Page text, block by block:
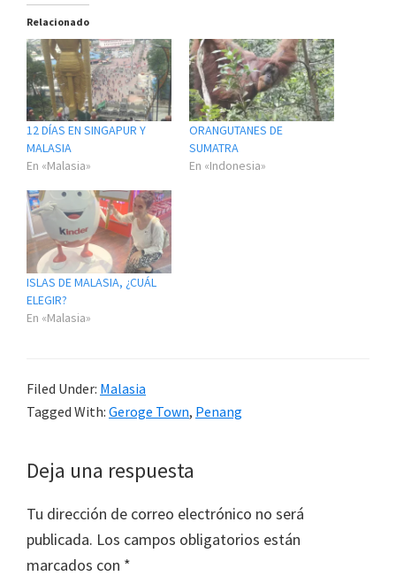
Relacionado
12 DÍAS EN SINGAPUR Y
MALASIA
En «Malasia»
ORANGUTANES DE
SUMATRA
En «Indonesia»
ISLAS DE MALASIA, ¿CUÁL
ELEGIR?
En «Malasia»
Filed Under: Malasia
Tagged With: Geroge Town, Penang
Reader
Interactions
Deja una respuesta
Tu dirección de correo electrónico no será
publicada. Los campos obligatorios están
marcados con *